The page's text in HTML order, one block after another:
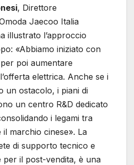
, Direttore
Jaecoo Italia
illustrato l’approccio
«Abbiamo iniziato con
poi aumentare
elettrica. Anche se i
un ostacolo, i piani di
un centro R&D dedicato
i legami tra
il marchio cinese». La
di supporto tecnico e
per il post-vendita, è una